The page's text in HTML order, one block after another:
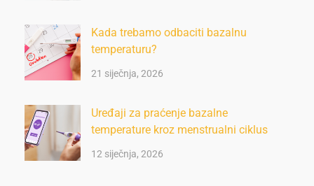
Kada trebamo odbaciti bazalnu
temperaturu?
21 siječnja, 2026
Uređaji za praćenje bazalne
temperature kroz menstrualni ciklus
12 siječnja, 2026